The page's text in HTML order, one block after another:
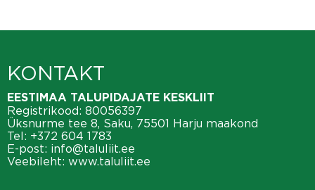
KONTAKT
EESTIMAA TALUPIDAJATE KESKLIIT
Registrikood: 80056397
Üksnurme tee 8, Saku, 75501 Harju maakond
Tel: +372 604 1783
E-post: info@taluliit.ee
Veebileht: www.taluliit.ee